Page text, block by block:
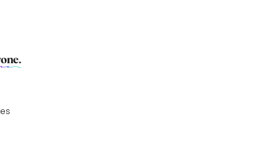
.